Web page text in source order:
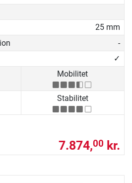
25 mm
-
✓
Mobilitet
Stabilitet
7.874,00 kr.